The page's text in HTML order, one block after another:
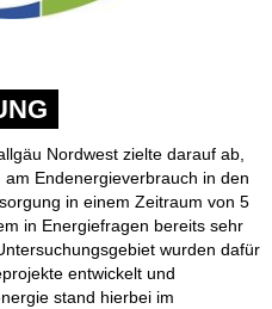
Nordwest zielte darauf ab,
Endenergieverbrauch in den
in einem Zeitraum von 5
in Energiefragen bereits sehr
wurden dafür
entwickelt und
stand hierbei im